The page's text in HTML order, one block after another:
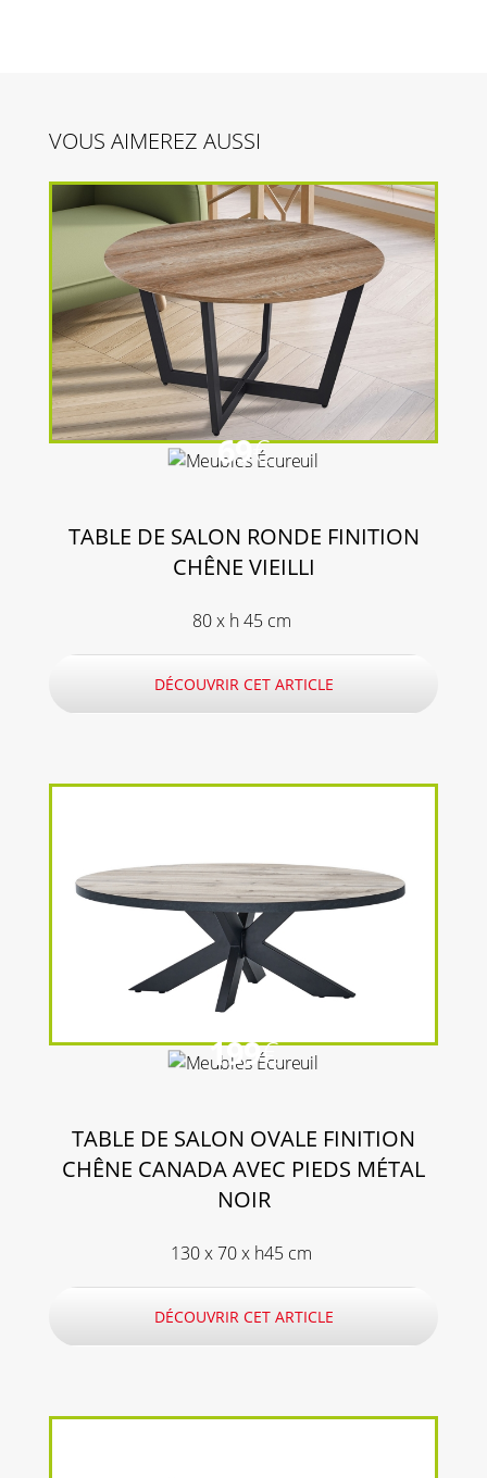
VOUS AIMEREZ AUSSI
69€
TABLE DE SALON RONDE FINITION
CHÊNE VIEILLI
80 x h 45 cm
DÉCOUVRIR CET ARTICLE
199€
TABLE DE SALON OVALE FINITION
CHÊNE CANADA AVEC PIEDS MÉTAL
NOIR
130 x 70 x h45 cm
DÉCOUVRIR CET ARTICLE